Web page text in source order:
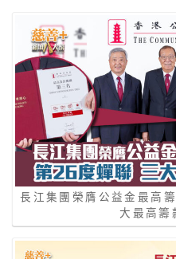
長江集團榮膺公益金最高
大最高籌